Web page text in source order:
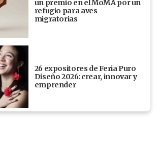
un premio en el MoMA por un
refugio para aves
migratorias
26 expositores de Feria Puro
Diseño 2026: crear, innovar y
emprender